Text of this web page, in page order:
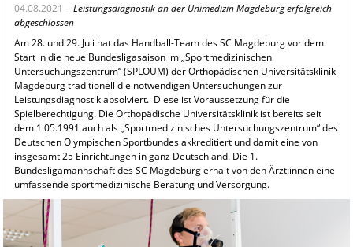
EXP. ORTHOPÄDIE
ENDOPROTHETIKZENTRUM DER MAXIMALVERSORGUNG
04.08.2021 - Leistungsdiagnostik an der Unimedizin Magdeburg erfolgreich
abgeschlossen
Am 28. und 29. Juli hat das Handball-Team des SC Magdeburg vor dem
Start in die neue Bundesligasaison im „Sportmedizinischen
Untersuchungszentrum“ (SPLOUM) der Orthopädischen Universitätsklinik
Magdeburg traditionell die notwendigen Untersuchungen zur
Leistungsdiagnostik absolviert. Diese ist Voraussetzung für die
Spielberechtigung. Die Orthopädische Universitätsklinik ist bereits seit
dem 1.05.1991 auch als „Sportmedizinisches Untersuchungszentrum“ des
Deutschen Olympischen Sportbundes akkreditiert und damit eine von
insgesamt 25 Einrichtungen in ganz Deutschland. Die 1.
Bundesligamannschaft des SC Magdeburg erhält von den Ärzt:innen eine
umfassende sportmedizinische Beratung und Versorgung.